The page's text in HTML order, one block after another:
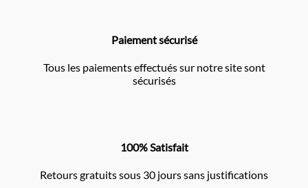
Paiement sécurisé
Tous les paiements effectués sur notre site sont
sécurisés
100% Satisfait
Retours gratuits sous 30 jours sans justifications